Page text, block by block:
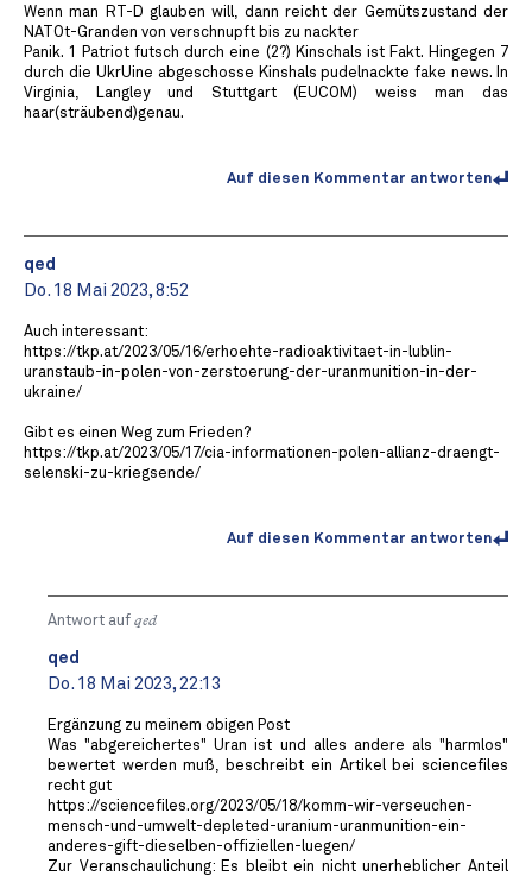
Wenn man RT-D glauben will, dann reicht der Gemütszustand der
NATOt-Granden von verschnupft bis zu nackter
Panik. 1 Patriot futsch durch eine (2?) Kinschals ist Fakt. Hingegen 7
durch die UkrUine abgeschosse Kinshals pudelnackte fake news. In
Virginia, Langley und Stuttgart (EUCOM) weiss man das
haar(sträubend)genau.
Auf diesen Kommentar antworten
qed
Do. 18 Mai 2023, 8:52
Auch interessant:
https://tkp.at/2023/05/16/erhoehte-radioaktivitaet-in-lublin-
uranstaub-in-polen-von-zerstoerung-der-uranmunition-in-der-
ukraine/
Gibt es einen Weg zum Frieden?
https://tkp.at/2023/05/17/cia-informationen-polen-allianz-draengt-
selenski-zu-kriegsende/
Auf diesen Kommentar antworten
Antwort auf qed
qed
Do. 18 Mai 2023, 22:13
Ergänzung zu meinem obigen Post
Was "abgereichertes" Uran ist und alles andere als "harmlos"
bewertet werden muß, beschreibt ein Artikel bei sciencefiles
recht gut
https://sciencefiles.org/2023/05/18/komm-wir-verseuchen-
mensch-und-umwelt-depleted-uranium-uranmunition-ein-
anderes-gift-dieselben-offiziellen-luegen/
Zur Veranschaulichung: Es bleibt ein nicht unerheblicher Anteil